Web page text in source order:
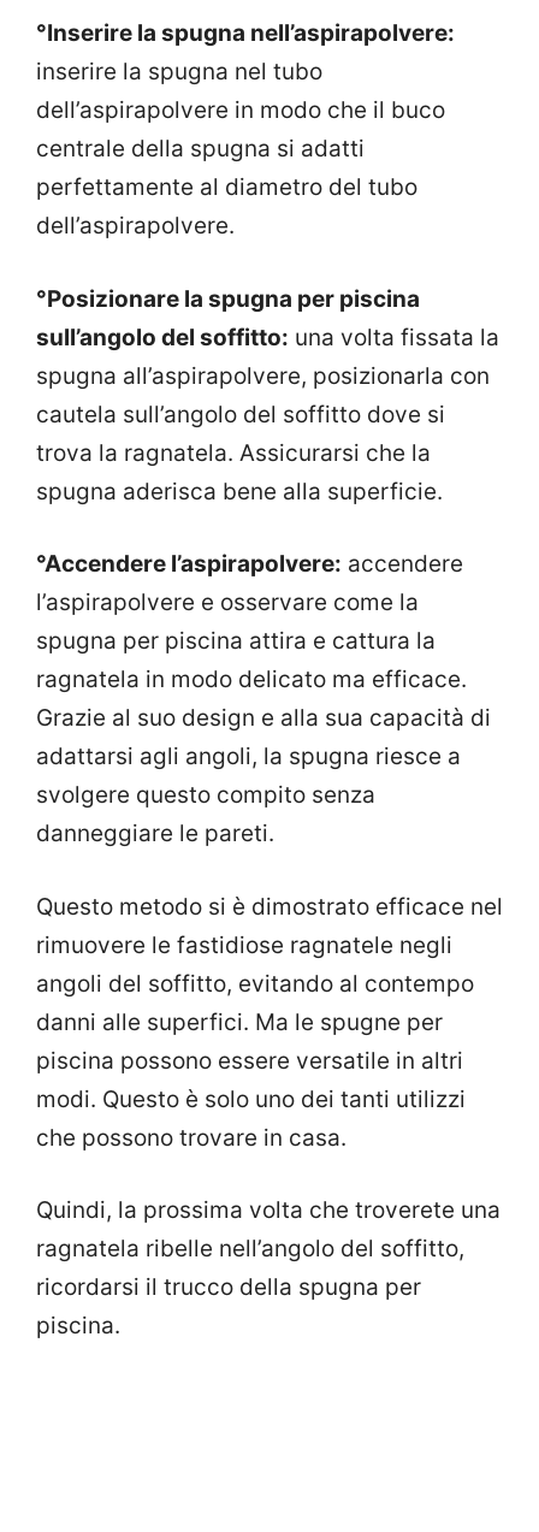
°Inserire la spugna nell’aspirapolvere:
inserire la spugna nel tubo
dell’aspirapolvere in modo che il buco
centrale della spugna si adatti
perfettamente al diametro del tubo
dell’aspirapolvere.
°Posizionare la spugna per piscina
sull’angolo del soffitto: una volta fissata la
spugna all’aspirapolvere, posizionarla con
cautela sull’angolo del soffitto dove si
trova la ragnatela. Assicurarsi che la
spugna aderisca bene alla superficie.
°Accendere l’aspirapolvere: accendere
l’aspirapolvere e osservare come la
spugna per piscina attira e cattura la
ragnatela in modo delicato ma efficace.
Grazie al suo design e alla sua capacità di
adattarsi agli angoli, la spugna riesce a
svolgere questo compito senza
danneggiare le pareti.
Questo metodo si è dimostrato efficace nel
rimuovere le fastidiose ragnatele negli
angoli del soffitto, evitando al contempo
danni alle superfici. Ma le spugne per
piscina possono essere versatile in altri
modi. Questo è solo uno dei tanti utilizzi
che possono trovare in casa.
Quindi, la prossima volta che troverete una
ragnatela ribelle nell’angolo del soffitto,
ricordarsi il trucco della spugna per
piscina.